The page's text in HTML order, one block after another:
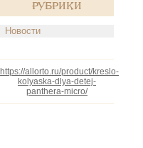
Рубрики
Новости
https://allorto.ru/product/kreslo-
kolyaska-dlya-detej-
panthera-micro/